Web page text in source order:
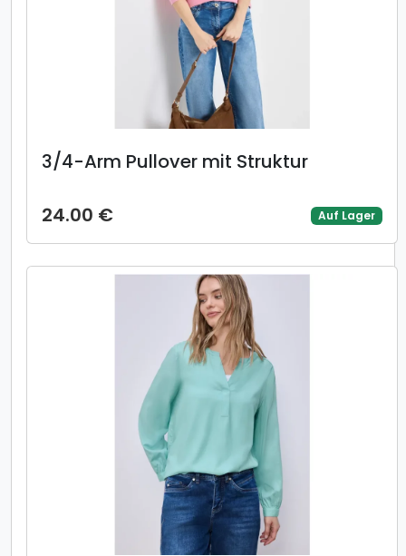
3/4-Arm Pullover mit Struktur
24.00 € Auf Lager